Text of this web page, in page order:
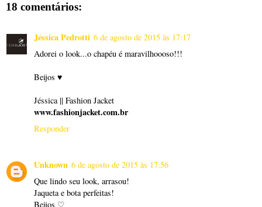
18 comentários:
Jéssica Pedrotti 6 de agosto de 2015 às 17:17
Adorei o look...o chapéu é maravilhoooso!!!
Beijos ♥
Jéssica || Fashion Jacket
www.fashionjacket.com.br
Responder
Unknown 6 de agosto de 2015 às 17:56
Que lindo seu look, arrasou!
Jaqueta e bota perfeitas!
Beijos ♡